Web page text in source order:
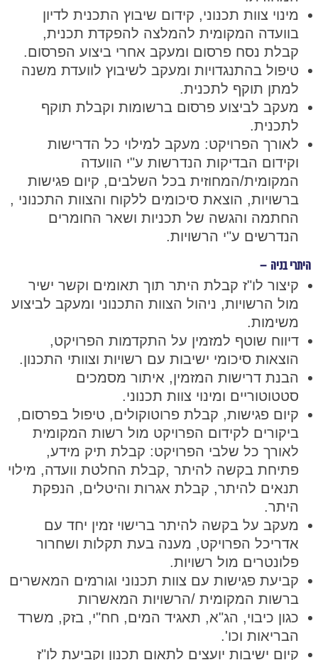
מינוי צוות תכנוני, קידום שיבוץ התכנית לדיון
בוועדה המקומית להמלצה להפקדת תכנית,
קבלת נסח פרסום ומעקב אחרי ביצוע הפרסום.
טיפול בהתנגדויות ומעקב לשיבוץ לוועדת משנה
למתן תוקף לתכנית.
מעקב לביצוע פרסום ברשומות וקבלת תוקף
לתכנית.
לאורך הפרויקט: מעקב למילוי כל הדרישות
וקידום הבדיקות הנדרשות ע"י הוועדה
המקומית/המחוזית בכל השלבים, קיום פגישות
ברשויות, הוצאת סיכומים ללקוח והצוות התכנוני ,
החתמה והגשה של תכניות ושאר החומרים
הנדרשים ע"י הרשויות.
היתרי בניה –
קיצור לו"ז קבלת היתר תוך תאומים וקשר ישיר
מול הרשויות, ניהול הצוות התכנוני ומעקב לביצוע
משימות.
דיווח שוטף למזמין על התקדמות הפרויקט,
הוצאות סיכומי ישיבות עם רשויות וצוותי התכנון.
הבנת דרישות המזמין, איתור מסמכים
סטטוטוריים ומינוי צוות תכנוני.
קיום פגישות, קבלת פרוטוקולים, טיפול בפרסום,
ביקורים לקידום הפרויקט מול רשות המקומית
לאורך כל שלבי הפרויקט: קבלת תיק מידע,
פתיחת בקשה להיתר ,קבלת החלטת וועדה, מילוי
תנאים להיתר, קבלת אגרות והיטלים, הנפקת
היתר.
מעקב על בקשה להיתר ברישוי זמין יחד עם
אדריכל הפרויקט, מענה בעת תקלות ושחרור
פלונטרים מול רשויות.
קביעת פגישות עם צוות תכנוני וגורמים המאשרים
ברשות המקומית /הרשויות המאשרות
כגון כיבוי, הג"א, תאגיד המים, חח"י, בזק, משרד
הבריאות וכו'.
קיום ישיבות יועצים לתאום תכנון וקביעת לו"ז